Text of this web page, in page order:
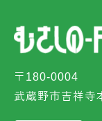
〒180-0004
武蔵野市吉祥寺